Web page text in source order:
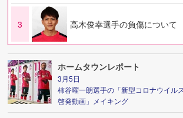
3 高木俊幸選手の負傷について
ホームタウンレポート
3月5日
柿谷曜一朗選手の「新型コロナウイル
啓発動画」メイキング